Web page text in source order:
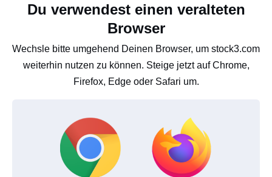
Du verwendest einen veralteten
Browser
Wechsle bitte umgehend Deinen Browser, um stock3.com
weiterhin nutzen zu können. Steige jetzt auf Chrome,
Firefox, Edge oder Safari um.